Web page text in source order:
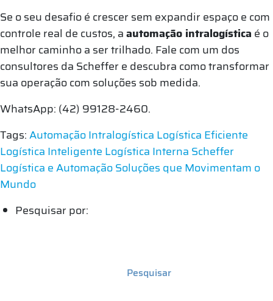
Se o seu desafio é crescer sem expandir espaço e com
controle real de custos, aautomação intralogística é o
melhor caminho a ser trilhado. Fale com um dos
consultores da Scheffer e descubra como transformar
sua operação com soluções sob medida.
WhatsApp: (42) 99128-2460.
Tags:Automação Intralogística Logística Eficiente
Logística Inteligente Logística Interna Scheffer
Logística e AutomaçãoSoluções que Movimentam o
Mundo
Pesquisar por: